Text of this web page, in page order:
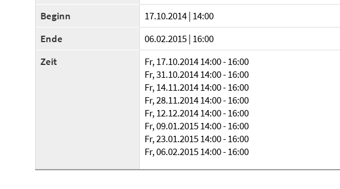
Beginn
17.10.2014 | 14:00
Ende
06.02.2015 | 16:00
Zeit
Fr, 17.10.2014 14:00 - 16:00
Fr, 31.10.2014 14:00 - 16:00
Fr, 14.11.2014 14:00 - 16:00
Fr, 28.11.2014 14:00 - 16:00
Fr, 12.12.2014 14:00 - 16:00
Fr, 09.01.2015 14:00 - 16:00
Fr, 23.01.2015 14:00 - 16:00
Fr, 06.02.2015 14:00 - 16:00